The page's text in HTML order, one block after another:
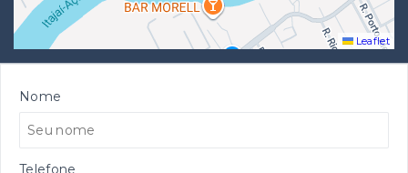
Leaflet
Nome
Telefone